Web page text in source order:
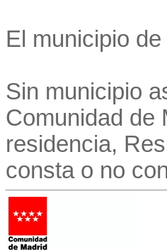
El municipio
Sin municipio
Comunidad de
residencia,
consta o no